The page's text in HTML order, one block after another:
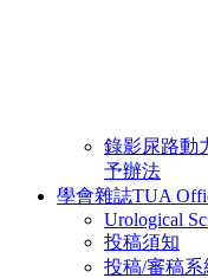
錄影尿路動
予辦法
學會雜誌TUA
Urological
投稿須知
投稿/審稿系